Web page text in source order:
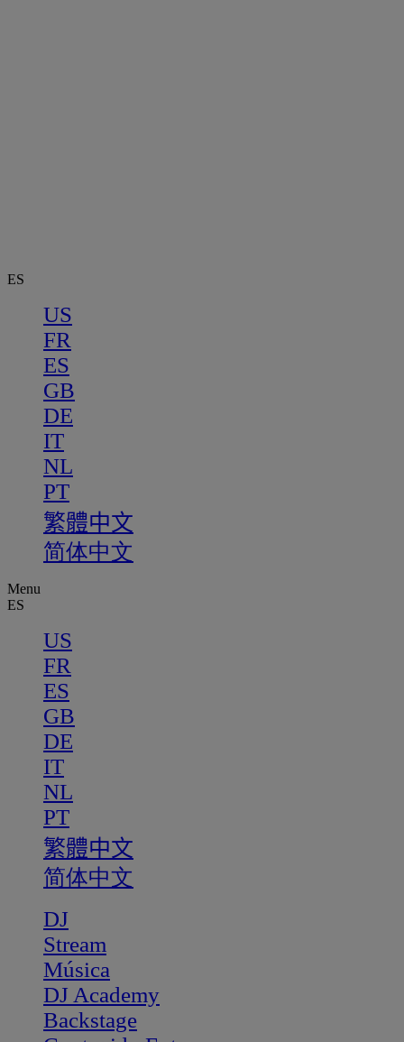
ES
US
FR
ES
GB
DE
IT
NL
PT
繁體中文
简体中文
Menu
ES
US
FR
ES
GB
DE
IT
NL
PT
繁體中文
简体中文
DJ
Stream
Música
DJ Academy
Backstage